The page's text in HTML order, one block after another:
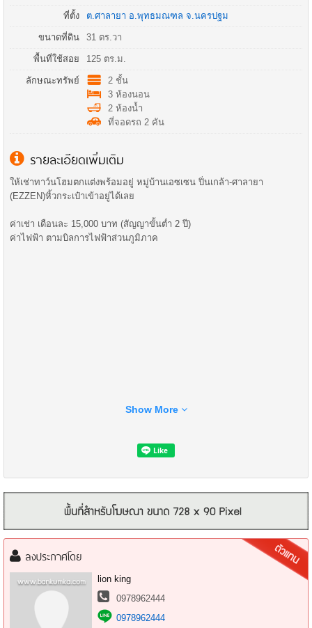
ที่ตั้ง ต.ศาลายา อ. พุทธมณฑล จ. นครปฐม
ขนาดที่ดิน 31 ตร.วา
พื้นที่ใช้สอย 125 ตร.ม.
ลักษณะทรัพย์
2 ชั้น
3 ห้องนอน
2 ห้องน้ำ
ที่จอดรถ 2 คัน
รายละเอียดเพิ่มเติม
ให้เช่าทาว์นโฮมตกแต่งพร้อมอยู่ หมู่บ้านเอซเซน ปิ่นเกล้า-ศาลายา
(EZZEN)หิ้วกระเป๋าเข้าอยู่ได้เลย
ค่าเช่า เดือนละ 15,000 บาท (สัญญาขั้นต่ำ 2 ปี)
ค่าไฟฟ้า ตามบิลการไฟฟ้าส่วนภูมิภาค
(ประกันการเช่า 2 เดือน + ค่าเช่าล่วงหน้า 1 เดือน + ประกันน้ำไฟ 3,000
บาท)
** ห้ามเลี้ยงสัตว์ทุกชนิด **
** สัญญาเช่า ขั้นต่ำ 2 ปี **
พื้นที่ใช้สอย 125 ตรม.
Show More
ลงประกาศโดย
lion king
0978962444
0978962444